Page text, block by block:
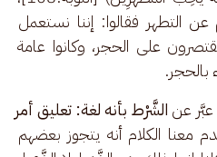
التطهر فقالوا: إننا نستعمل
على الحجر، وكانوا عامة
بالحجر.
عبَّر عن الشَّرْط بأنه لغة: تعليق أمر
معنا الكلام أنه يتجوز بعضهم